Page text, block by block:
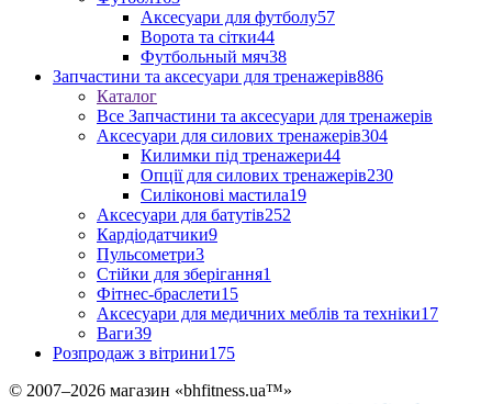
Аксесуари для футболу57
Ворота та сітки44
Футбольный мяч38
Запчастини та аксесуари для тренажерів886
Каталог
Все Запчастини та аксесуари для тренажерів
Аксесуари для силових тренажерів304
Килимки під тренажери44
Опції для силових тренажерів230
Силіконові мастила19
Аксесуари для батутів252
Кардіодатчики9
Пульсометри3
Стійки для зберігання1
Фітнес-браслети15
Аксесуари для медичних меблів та техніки17
Ваги39
Розпродаж з вітрини175
© 2007–2026 магазин «bhfitness.ua™»